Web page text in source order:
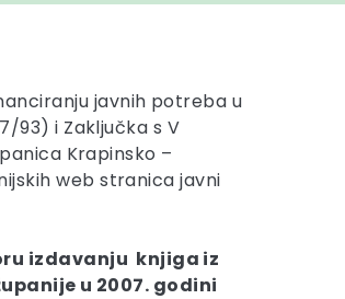
javnih potreba u
93) i Zaključka s V
Krapinsko –
web stranica javni
izdavanju knjiga iz
u 2007. godini